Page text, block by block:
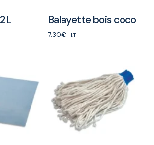
Balayette bois coco
7.30€ H.T